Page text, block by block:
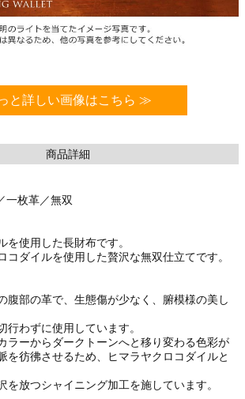
と詳しい画像はこちら ≫
商品詳細
一枚革／無双
を使用した長財布です。
コダイルを使用した贅沢な無双仕立てです。
腹部の革で、生態傷が少なく、腑模様の美し
行わずに使用しています。
ラーからダークトーンへと移り変わる色彩が
を彷彿させるため、ヒマラヤクロコダイルと
を放つシャイニング加工を施しています。